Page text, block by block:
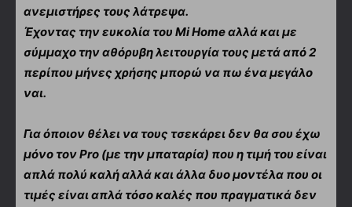
ανεμιστήρες τους λάτρεψα.
Έχοντας την ευκολία του Mi Home αλλά και με
σύμμαχο την αθόρυβη λειτουργία τους μετά από 2
περίπου μήνες χρήσης μπορώ να πω ένα μεγάλο
ναι.
Για όποιον θέλει να τους τσεκάρει δεν θα σου έχω
μόνο τον Pro (με την μπαταρία) που η τιμή του είναι
απλά πολύ καλή αλλά και άλλα δυο μοντέλα που οι
τιμές είναι απλά τόσο καλές που πραγματικά δεν